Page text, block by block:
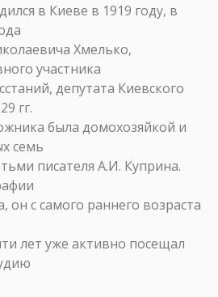
в Киеве в 1919 году, в
Хмелько,
участника
депутата Киевского
гг.
была домохозяйкой и
семь
писателя А.И. Куприна.
с самого раннего возраста
лет уже активно посещал